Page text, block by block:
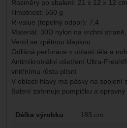
Rozměry po sbalení: 21 x 12 x 12 cm
Hmotnost: 560 g
R-value (tepelný odpor): 7,4
Materiál: 30D nylon na vrchní
Ventil se zpětnou klapkou
Odlišná perforace v oblasti těla a
Antimikrobiální ošetření Ultra-
vnitřnímu růstu plísní
V oblasti hlavy má pásky na spojení
Balení zahrnuje pumpičku a opravný
Parametry
Délka výrobku 183 cm